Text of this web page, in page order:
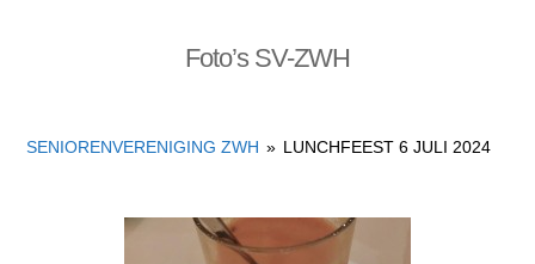
Foto’s SV-ZWH
SENIORENVERENIGING ZWH » LUNCHFEEST 6 JULI 2024